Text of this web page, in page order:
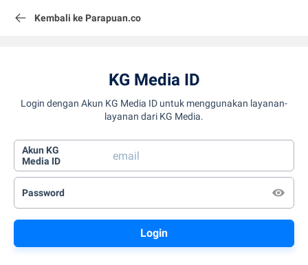
Kembali ke Parapuan.co
KG Media ID
Login dengan Akun KG Media ID untuk menggunakan layanan-
layanan dari KG Media.
Akun KG
Media ID
Password